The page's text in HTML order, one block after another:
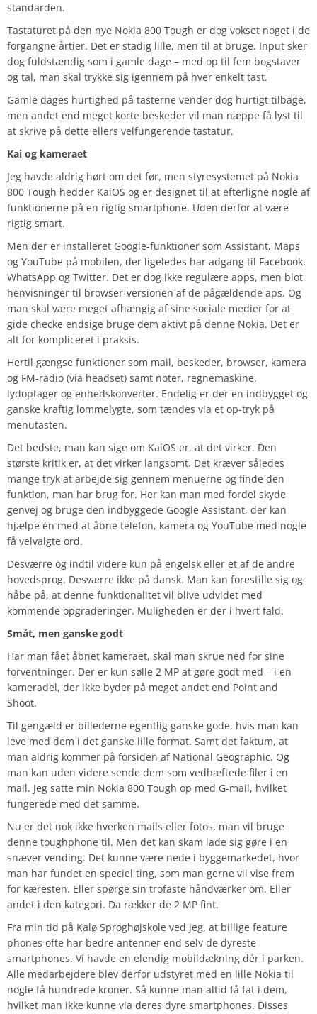
standarden.
Tastaturet på den nye Nokia 800 Tough er dog vokset noget i de
forgangne årtier. Det er stadig lille, men til at bruge. Input sker
dog fuldstændig som i gamle dage – med op til fem bogstaver
og tal, man skal trykke sig igennem på hver enkelt tast.
Gamle dages hurtighed på tasterne vender dog hurtigt tilbage,
men andet end meget korte beskeder vil man næppe få lyst til
at skrive på dette ellers velfungerende tastatur.
Kai og kameraet
Jeg havde aldrig hørt om det før, men styresystemet på Nokia
800 Tough hedder KaiOS og er designet til at efterligne nogle af
funktionerne på en rigtig smartphone. Uden derfor at være
rigtig smart.
Men der er installeret Google-funktioner som Assistant, Maps
og YouTube på mobilen, der ligeledes har adgang til Facebook,
WhatsApp og Twitter. Det er dog ikke regulære apps, men blot
henvisninger til browser-versionen af de pågældende aps. Og
man skal være meget afhængig af sine sociale medier for at
gide checke endsige bruge dem aktivt på denne Nokia. Det er
alt for kompliceret i praksis.
Hertil gængse funktioner som mail, beskeder, browser, kamera
og FM-radio (via headset) samt noter, regnemaskine,
lydoptager og enhedskonverter. Endelig er der en indbygget og
ganske kraftig lommelygte, som tændes via et op-tryk på
menutasten.
Det bedste, man kan sige om KaiOS er, at det virker. Den
største kritik er, at det virker langsomt. Det kræver således
mange tryk at arbejde sig gennem menuerne og finde den
funktion, man har brug for. Her kan man med fordel skyde
genvej og bruge den indbyggede Google Assistant, der kan
hjælpe én med at åbne telefon, kamera og YouTube med nogle
få velvalgte ord.
Desværre og indtil videre kun på engelsk eller et af de andre
hovedsprog. Desværre ikke på dansk. Man kan forestille sig og
håbe på, at denne funktionalitet vil blive udvidet med
kommende opgraderinger. Muligheden er der i hvert fald.
Småt, men ganske godt
Har man fået åbnet kameraet, skal man skrue ned for sine
forventninger. Der er kun sølle 2 MP at gøre godt med – i en
kameradel, der ikke byder på meget andet end Point and
Shoot.
Til gengæld er billederne egentlig ganske gode, hvis man kan
leve med dem i det ganske lille format. Samt det faktum, at
man aldrig kommer på forsiden af National Geographic. Og
man kan uden videre sende dem som vedhæftede filer i en
mail. Jeg satte min Nokia 800 Tough op med G-mail, hvilket
fungerede med det samme.
Nu er det nok ikke hverken mails eller fotos, man vil bruge
denne toughphone til. Men det kan skam lade sig gøre i en
snæver vending. Det kunne være nede i byggemarkedet, hvor
man har fundet en speciel ting, som man gerne vil vise frem
for kæresten. Eller spørge sin trofaste håndværker om. Eller
andet i den kategori. Da rækker de 2 MP fint.
Fra min tid på Kalø Sproghøjskole ved jeg, at billige feature
phones ofte har bedre antenner end selv de dyreste
smartphones. Vi havde en elendig mobildækning dér i parken.
Alle medarbejdere blev derfor udstyret med en lille Nokia til
nogle få hundrede kroner. Så kunne man altid få fat i dem,
hvilket man ikke kunne via deres dyre smartphones. Disses